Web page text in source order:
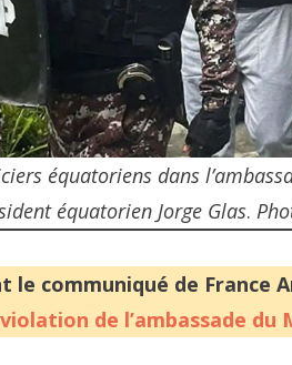
équatoriens dans
équatorien Jorge Glas.
le communiqué de France
de l’ambassade du